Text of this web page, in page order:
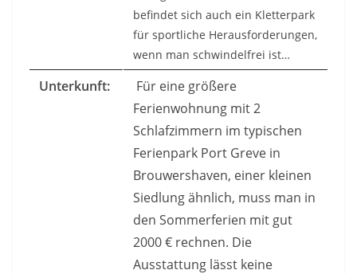
befindet sich auch ein Kletterpark
für sportliche Herausforderungen,
wenn man schwindelfrei ist…
Unterkunft:
Für eine größere
Ferienwohnung mit 2
Schlafzimmern im typischen
Ferienpark Port Greve in
Brouwershaven, einer kleinen
Siedlung ähnlich, muss man in
den Sommerferien mit gut
2000 € rechnen. Die
Ausstattung lässt keine